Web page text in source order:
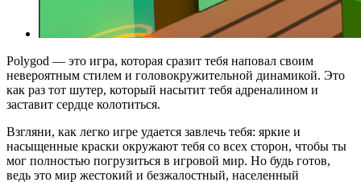
Polygod — это игра, которая сразит тебя наповал своим
невероятным стилем и головокружительной динамикой. Это
как раз тот шутер, который насытит тебя адреналином и
заставит сердце колотиться.
Взгляни, как легко игре удается завлечь тебя: яркие и
насыщенные краски окружают тебя со всех сторон, чтобы ты
мог полностью погрузиться в игровой мир. Но будь готов,
ведь это мир жестокий и безжалостный, населенный